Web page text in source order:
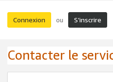
Connexion ou S’inscrire
Contacter le